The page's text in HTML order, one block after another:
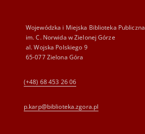
Wojewódzka i Miejska Biblioteka Publiczna
im. C. Norwida w Zielonej Górze
al. Wojska Polskiego 9
65-077 Zielona Góra
(+48) 68 453 26 06
p.karp@biblioteka.zgora.pl